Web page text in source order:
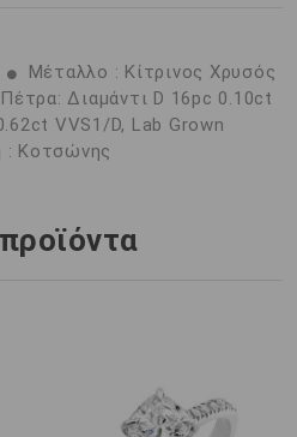
Μέταλλο : Κίτρινος Χρυσός
Πέτρα: Διαμάντι D 16pc 0.10ct
VVS1/D, Lab Grown
: Κοτσώνης